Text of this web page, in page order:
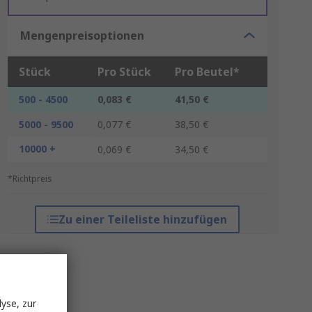
Mengenpreisoptionen
Stück Pro Stück Pro Beutel*
500 - 4500 0,083 €
41,50 €
5000 - 9500
0,077 €
38,50 €
10000 +
0,069 € 34,50 €
*Richtpreis
Zu einer Teileliste hinzufügen
zur